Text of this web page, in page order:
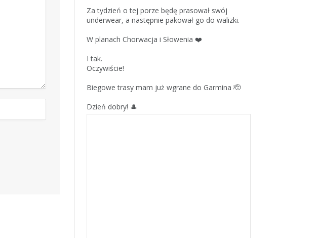
Za tydzień o tej porze będę prasował swój
underwear, a następnie pakował go do walizki.
W planach Chorwacja i Słowenia ❤️
I tak.
Oczywiście!
Biegowe trasy mam już wgrane do Garmina 🫡
Dzień dobry! 🎩